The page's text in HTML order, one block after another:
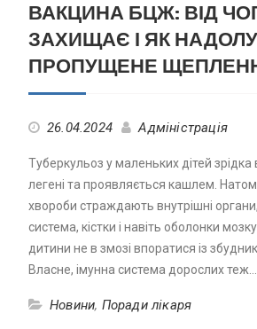
ВАКЦИНА БЦЖ: ВІД
ЗАХИЩАЄ І ЯК
ПРОПУЩЕНЕ
26.04.2024 Адміністрація
Туберкульоз у маленьких дітей
легені та проявляється кашлем.
хвороби страждають внутрішні
система, кістки і навіть оболонки
дитини не в змозі впоратися із
Власне, імунна система дорослих теж…
Новини, Поради лікаря